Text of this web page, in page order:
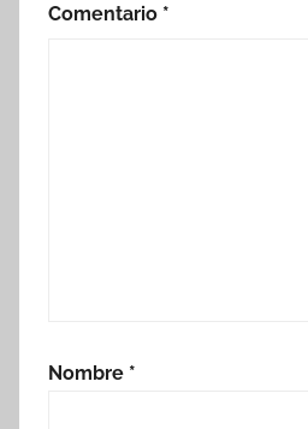
Comentario *
Nombre *